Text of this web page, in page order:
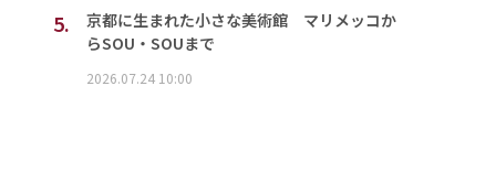
5.
京都に生まれた小さな美術館 マリメッコか
らSOU・SOUまで
2026.07.24 10:00